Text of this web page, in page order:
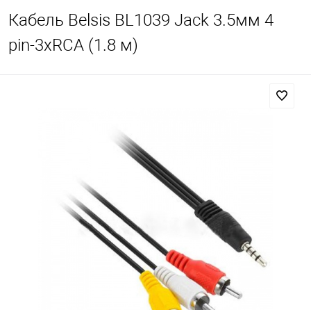
Кабель Belsis BL1039 Jack 3.5мм 4
pin-3xRCA (1.8 м)